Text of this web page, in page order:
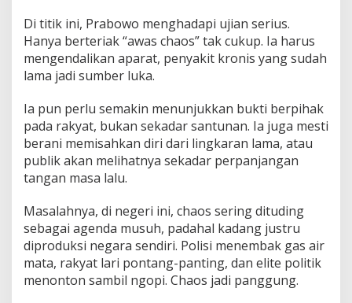
Di titik ini, Prabowo menghadapi ujian serius.
Hanya berteriak “awas chaos” tak cukup. Ia harus
mengendalikan aparat, penyakit kronis yang sudah
lama jadi sumber luka.
Ia pun perlu semakin menunjukkan bukti berpihak
pada rakyat, bukan sekadar santunan. Ia juga mesti
berani memisahkan diri dari lingkaran lama, atau
publik akan melihatnya sekadar perpanjangan
tangan masa lalu.
Masalahnya, di negeri ini, chaos sering dituding
sebagai agenda musuh, padahal kadang justru
diproduksi negara sendiri. Polisi menembak gas air
mata, rakyat lari pontang-panting, dan elite politik
menonton sambil ngopi. Chaos jadi panggung.